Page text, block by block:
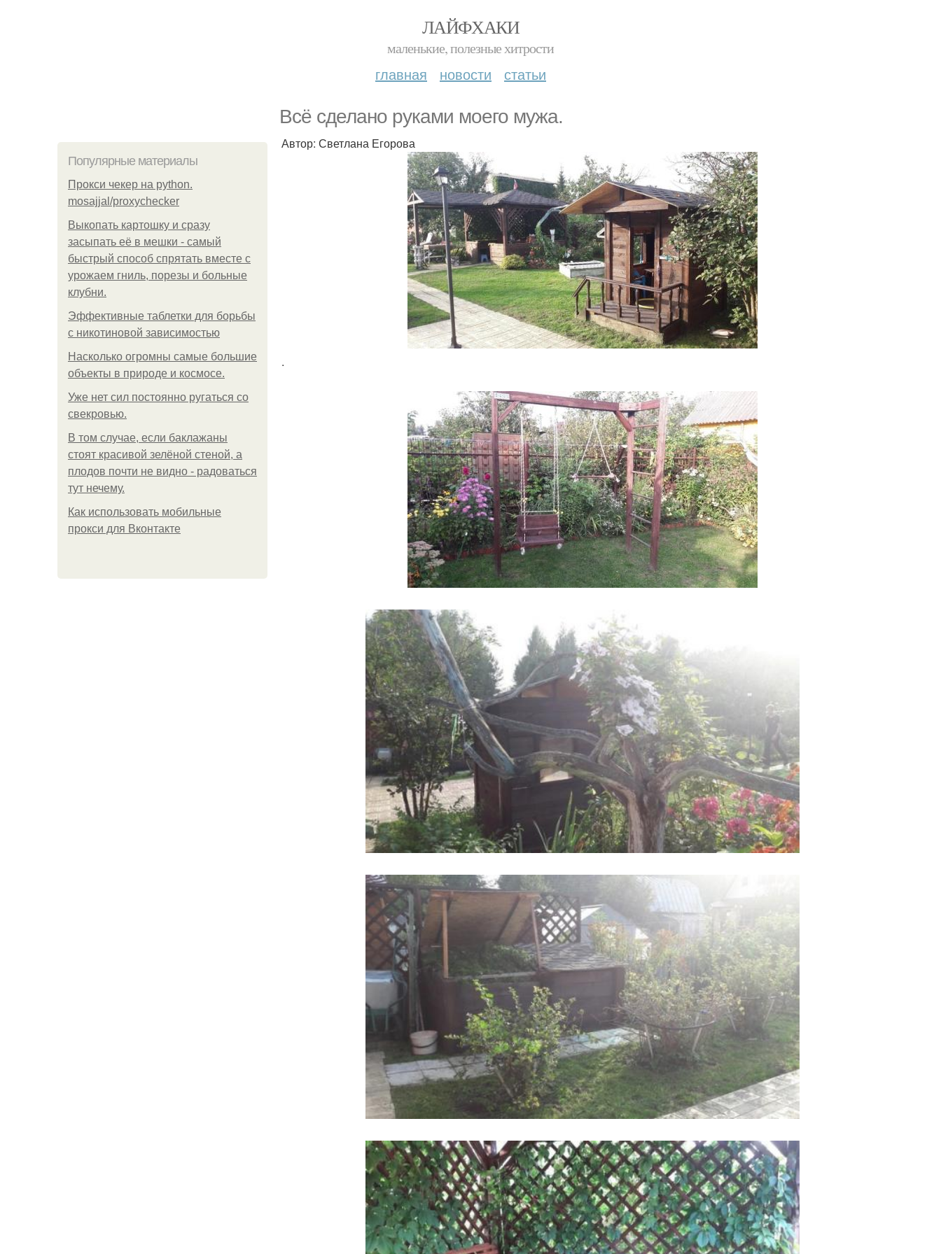
ЛАЙФХАКИ
маленькие, полезные хитрости
главная новости статьи
Всё сделано руками моего мужа.
Популярные материалы
Прокси чекер на python.
mosajjal/proxychecker
Выкопать картошку и сразу
засыпать её в мешки - самый
быстрый способ спрятать вместе с
урожаем гниль, порезы и больные
клубни.
Эффективные таблетки для борьбы
с никотиновой зависимостью
Насколько огромны самые большие
объекты в природе и космосе.
Уже нет сил постоянно ругаться со
свекровью.
В том случае, если баклажаны
стоят красивой зелёной стеной, а
плодов почти не видно - радоваться
тут нечему.
Как использовать мобильные
прокси для Вконтакте
Автор: Светлана Егорова
.